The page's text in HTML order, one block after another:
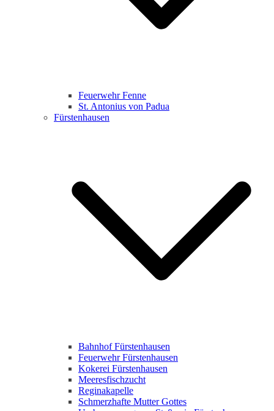
Feuerwehr Fenne
St. Antonius von Padua
Fürstenhausen
Bahnhof Fürstenhausen
Feuerwehr Fürstenhausen
Kokerei Fürstenhausen
Meeresfischzucht
Reginakapelle
Schmerzhafte Mutter Gottes